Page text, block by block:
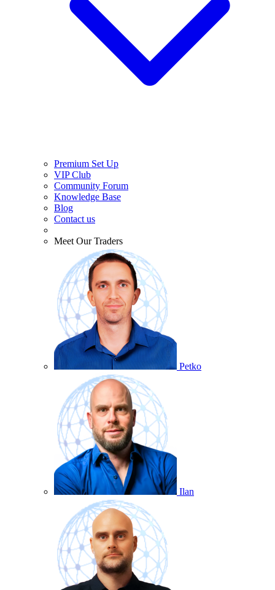
Premium Set Up
VIP Club
Community Forum
Knowledge Base
Blog
Contact us
Meet Our Traders
Petko
Ilan